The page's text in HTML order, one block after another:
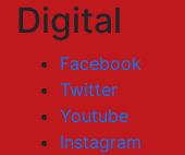
Digital
Facebook
Twitter
Youtube
Instagram